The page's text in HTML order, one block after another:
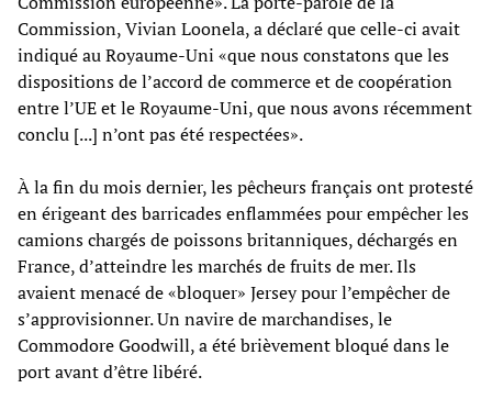
Commission, Vivian Loonela, a déclaré que celle-ci avait
indiqué au Royaume-Uni «que nous constatons que les
dispositions de l’accord de commerce et de coopération
entre l’UE et le Royaume-Uni, que nous avons récemment
conclu [...] n’ont pas été respectées».
À la fin du mois dernier, les pêcheurs français ont protesté
en érigeant des barricades enflammées pour empêcher les
camions chargés de poissons britanniques, déchargés en
France, d’atteindre les marchés de fruits de mer. Ils
avaient menacé de «bloquer» Jersey pour l’empêcher de
s’approvisionner. Un navire de marchandises, le
Commodore Goodwill, a été brièvement bloqué dans le
port avant d’être libéré.